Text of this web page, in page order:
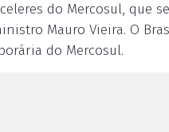
do Mercosul, que
Mauro Vieira. O
do Mercosul.